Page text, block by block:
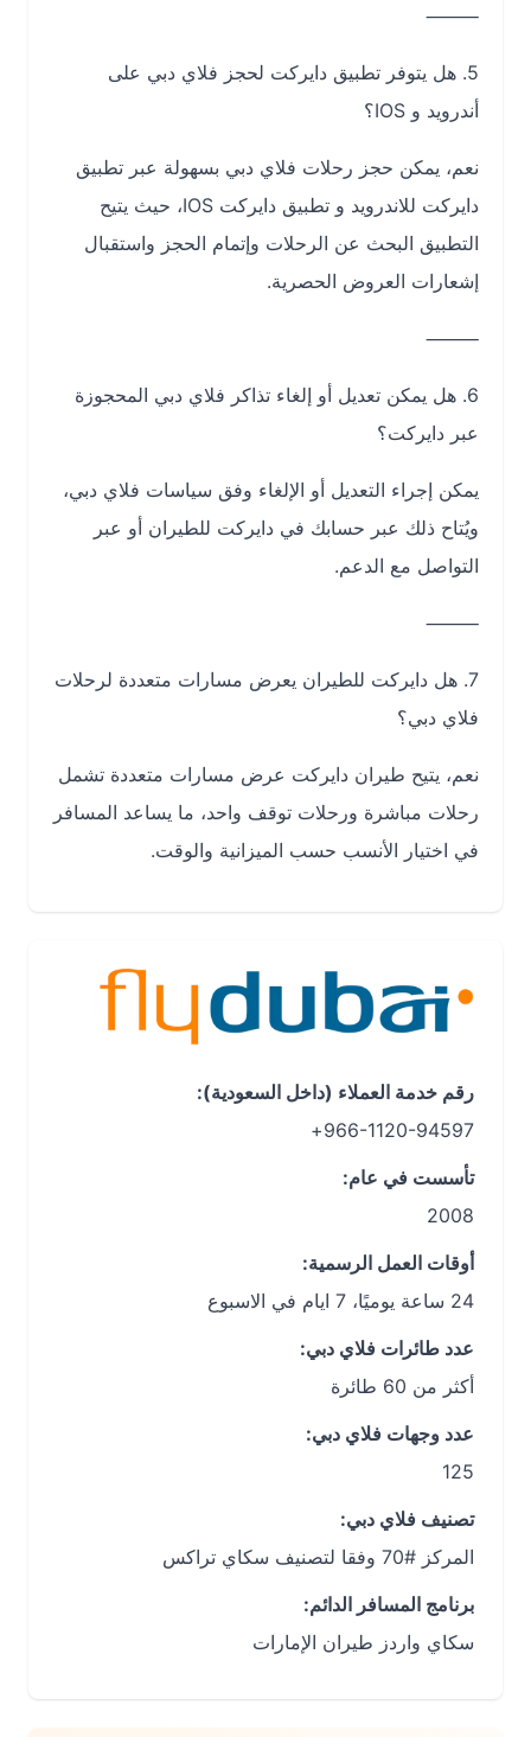
⸻
5. هل يتوفر تطبيق دايركت لحجز فلاي دبي على
أندرويد و IOS؟
نعم، يمكن حجز رحلات فلاي دبي بسهولة عبر تطبيق
دايركت للاندرويد و تطبيق دايركت IOS، حيث يتيح
التطبيق البحث عن الرحلات وإتمام الحجز واستقبال
إشعارات العروض الحصرية.
⸻
6. هل يمكن تعديل أو إلغاء تذاكر فلاي دبي المحجوزة
عبر دايركت؟
يمكن إجراء التعديل أو الإلغاء وفق سياسات فلاي دبي،
ويُتاح ذلك عبر حسابك في دايركت للطيران أو عبر
التواصل مع الدعم.
⸻
7. هل دايركت للطيران يعرض مسارات متعددة لرحلات
فلاي دبي؟
نعم، يتيح طيران دايركت عرض مسارات متعددة تشمل
رحلات مباشرة ورحلات توقف واحد، ما يساعد المسافر
في اختيار الأنسب حسب الميزانية والوقت.
رقم خدمة العملاء (داخل السعودية):
966-1120-94597+
تأسست في عام:
أوقات العمل الرسمية:
عدد طائرات فلاي دبي:
أكثر من 60 طائرة
عدد وجهات فلاي دبي:
تصنيف فلاي دبي:
المركز #70 وفقا لتصنيف سكاي تراكس
برنامج المسافر الدائم:
سكاي واردز طيران الإمارات